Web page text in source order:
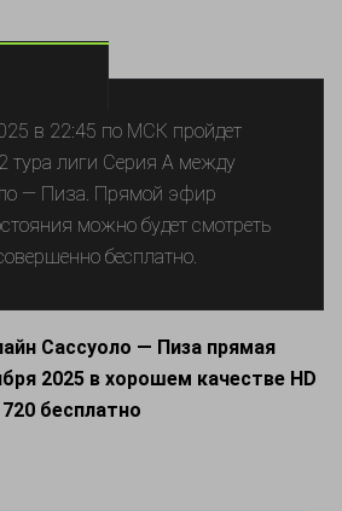
в 22:45 по МСК пройдет
тура лиги Серия А между
— Пиза. Прямой эфир
можно будет смотреть
бесплатно.
Сассуоло — Пиза прямая
2025 в хорошем качестве HD
720 бесплатно